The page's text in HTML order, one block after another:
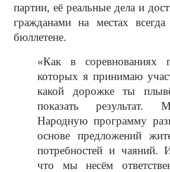
партии, её реальные дела и
гражданами на местах
бюллетене.
«Как в соревнованиях
которых я принимаю
какой дорожке ты
показать
Народную программу
основе предложений
потребностей и чаяний.
что мы несём